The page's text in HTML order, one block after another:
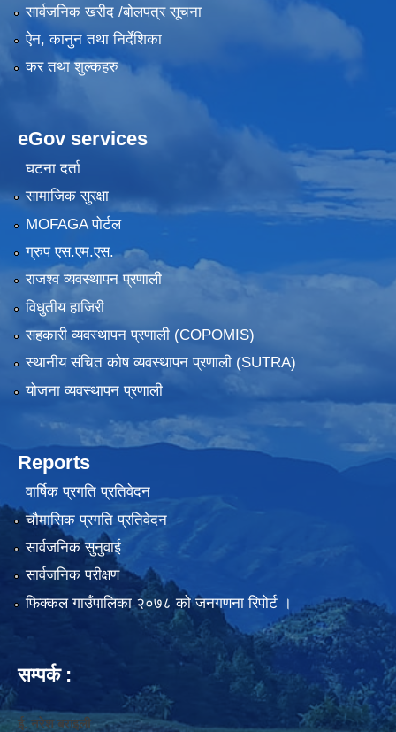
सार्वजनिक खरीद /बोलपत्र सूचना
ऐन, कानुन तथा निर्देशिका
कर तथा शुल्कहरु
eGov services
घटना दर्ता
सामाजिक सुरक्षा
MOFAGA पोर्टल
ग्रुप एस.एम.एस.
राजश्व व्यवस्थापन प्रणाली
विधुतीय हाजिरी
सहकारी व्यवस्थापन प्रणाली (COPOMIS)
स्थानीय संचित कोष व्यवस्थापन प्रणाली (SUTRA)
योजना व्यवस्थापन प्रणाली
Reports
वार्षिक प्रगति प्रतिवेदन
चौमासिक प्रगति प्रतिवेदन
सार्वजनिक सुनुवाई
सार्वजनिक परीक्षण
फिक्कल गाउँपालिका २०७८ को जनगणना रिपोर्ट ।
सम्पर्क :
ई. नरेश बराइली